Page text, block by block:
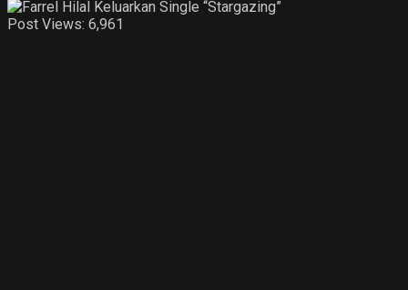
Post Views: 6,961